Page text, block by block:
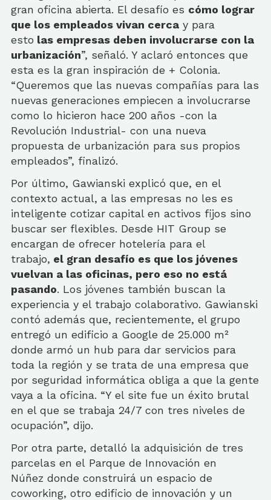
gran oficina abierta. El desafío es cómo lograr
que los empleados vivan cerca y para
esto las empresas deben involucrarse con la
urbanización”, señaló. Y aclaró entonces que
esta es la gran inspiración de + Colonia.
“Queremos que las nuevas compañías para las
nuevas generaciones empiecen a involucrarse
como lo hicieron hace 200 años -con la
Revolución Industrial- con una nueva
propuesta de urbanización para sus propios
empleados”, finalizó.
Por último, Gawianski explicó que, en el
contexto actual, a las empresas no les es
inteligente cotizar capital en activos fijos sino
buscar ser flexibles. Desde HIT Group se
encargan de ofrecer hotelería para el
trabajo, el gran desafío es que los jóvenes
vuelvan a las oficinas, pero eso no está
pasando. Los jóvenes también buscan la
experiencia y el trabajo colaborativo. Gawianski
contó además que, recientemente, el grupo
entregó un edificio a Google de 25.000 m²
donde armó un hub para dar servicios para
toda la región y se trata de una empresa que
por seguridad informática obliga a que la gente
vaya a la oficina. “Y el site fue un éxito brutal
en el que se trabaja 24/7 con tres niveles de
ocupación”, dijo.
Por otra parte, detalló la adquisición de tres
parcelas en el Parque de Innovación en
Núñez donde construirá un espacio de
coworking, otro edificio de innovación y un